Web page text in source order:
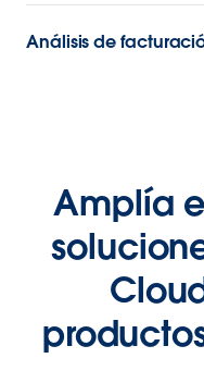
Análisis de
Amplía